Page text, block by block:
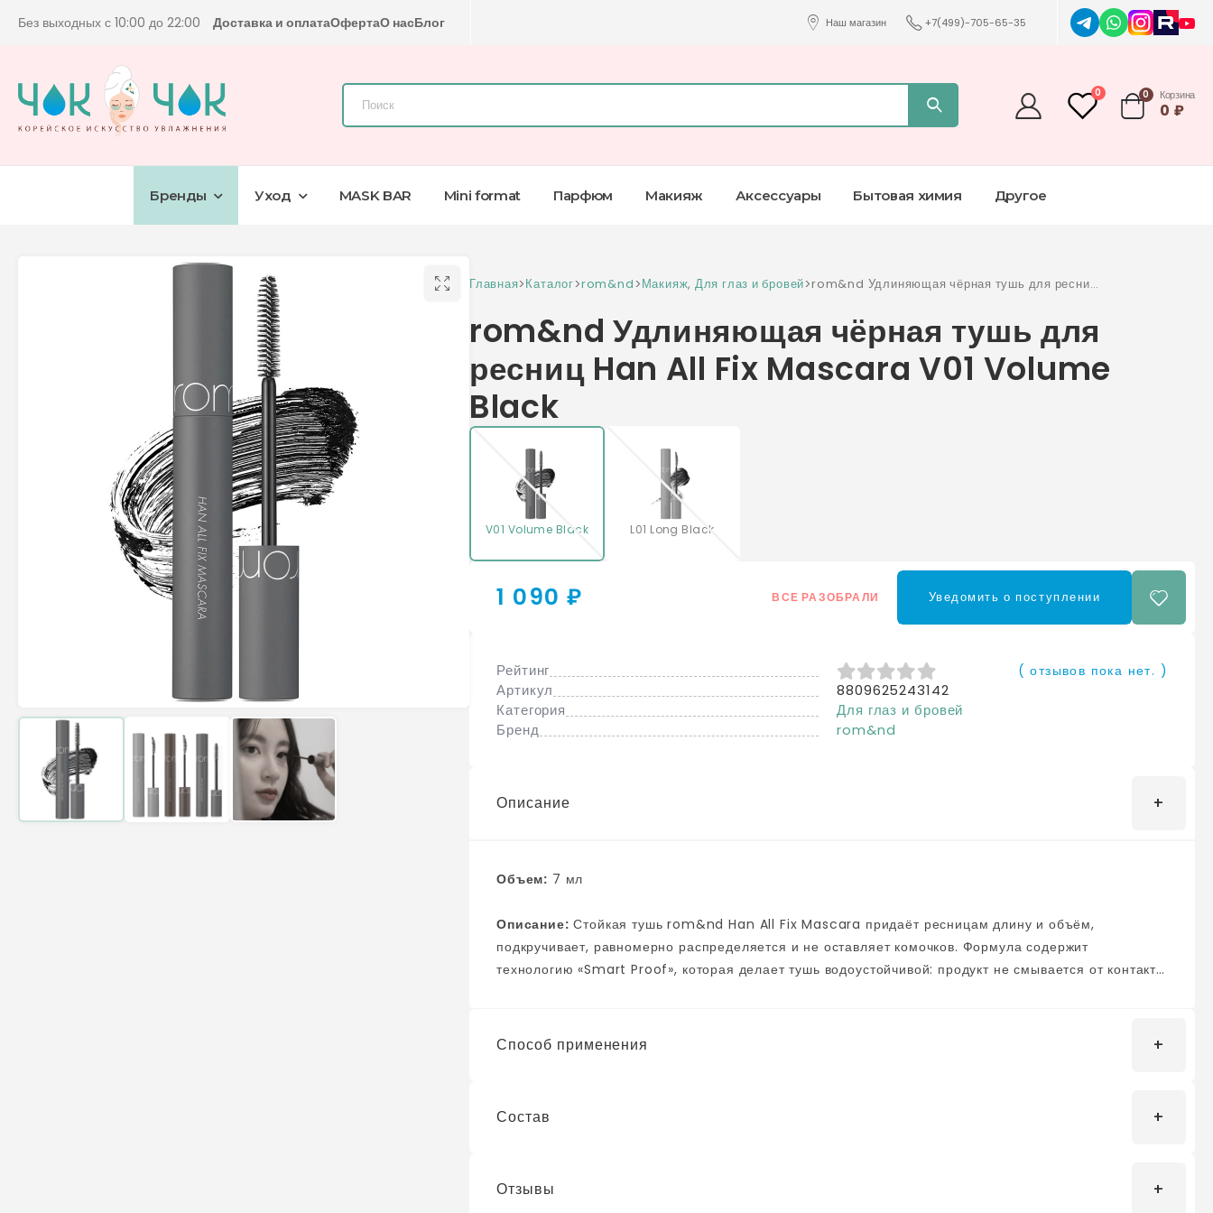
Без выходных с 10:00 до 22:00 Доставка и оплатаОфертаО насБлог Наш магазин +7(499)-705-65-35
0 0 Корзина
0 ₽
Бренды Уход MASK BAR Mini format Парфюм Макияж Аксессуары Бытовая химия Другое
Главная>Каталог>rom&nd>Макияж, Для глаз и бровей>rom&nd Удлиняющая чёрная тушь для ресниц
rom&nd Удлиняющая чёрная тушь для
ресниц Han All Fix Mascara V01 Volume
Black
V01 Volume Black L01 Long Black
1 090 ₽ ВСЕ РАЗОБРАЛИ Уведомить о поступлении
Рейтинг
0из 5
( отзывов пока нет. )
Артикул
8809625243142
Категория
Для глаз и бровей
Бренд
rom&nd
Описание
Объем: 7 мл
Описание: Стойкая тушь rom&nd Han All Fix Mascara придаёт ресницам длину и объём,
подкручивает, равномерно распределяется и не оставляет комочков. Формула содержит
технологию «Smart Proof», которая делает тушь водоустойчивой: продукт не смывается от контакта
Способ применения
Наносите после подвивки ресниц. Для верхних ресниц поместите палочку у основания ресниц и
Состав
Isododecane, Trimethylsiloxysilicate, Talc, Ceresin, Dextrin Palmitate, Microcrystalline Wax,
Отзывы